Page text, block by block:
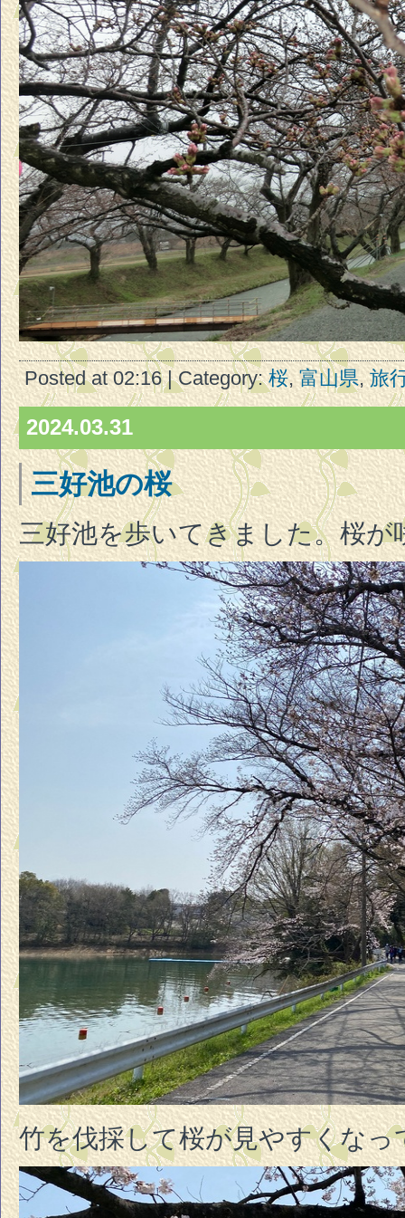
Posted at 02:16 | Category:桜,富山県,旅
2024.03.31
三好池の桜
三好池を歩いてきました。桜
竹を伐採して桜が見やすくなっ